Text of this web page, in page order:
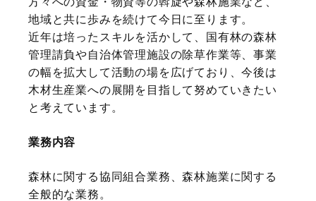
地域と共に歩みを続けて今日に至ります。
近年は培ったスキルを活かして、国有林の森林
管理請負や自治体管理施設の除草作業等、事業
の幅を拡大して活動の場を広げており、今後は
木材生産業への展開を目指して努めていきたい
と考えています。
業務内容
森林に関する協同組合業務、森林施業に関する
全般的な業務。